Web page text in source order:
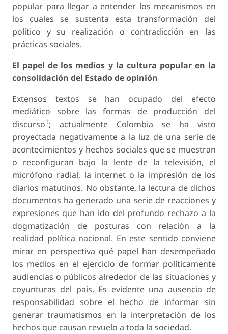
popular para llegar a entender los mecanismos en
los cuales se sustenta esta transformación del
político y su realización o contradicción en las
prácticas sociales.
El papel de los medios y la cultura popular en la
consolidación del Estado de opinión
Extensos textos se han ocupado del efecto
mediático sobre las formas de producción del
discurso1; actualmente Colombia se ha visto
proyectada negativamente a la luz de una serie de
acontecimientos y hechos sociales que se muestran
o reconfiguran bajo la lente de la televisión, el
micrófono radial, la internet o la impresión de los
diarios matutinos. No obstante, la lectura de dichos
documentos ha generado una serie de reacciones y
expresiones que han ido del profundo rechazo a la
dogmatización de posturas con relación a la
realidad política nacional. En este sentido conviene
mirar en perspectiva qué papel han desempeñado
los medios en el ejercicio de formar políticamente
audiencias o públicos alrededor de las situaciones y
coyunturas del país. Es evidente una ausencia de
responsabilidad sobre el hecho de informar sin
generar traumatismos en la interpretación de los
hechos que causan revuelo a toda la sociedad.